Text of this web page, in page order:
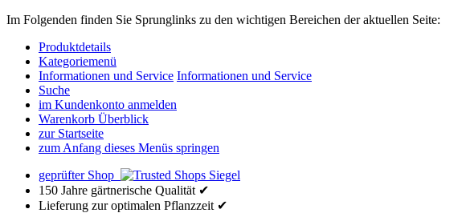
Im Folgenden finden Sie Sprunglinks zu den wichtigen Bereichen der aktuellen Seite:
Produktdetails
Kategoriemenü
Informationen und Service Informationen und Service
Suche
im Kundenkonto anmelden
Warenkorb Überblick
zur Startseite
zum Anfang dieses Menüs springen
geprüfter Shop
150 Jahre gärtnerische Qualität ✔
Lieferung zur optimalen Pflanzzeit ✔